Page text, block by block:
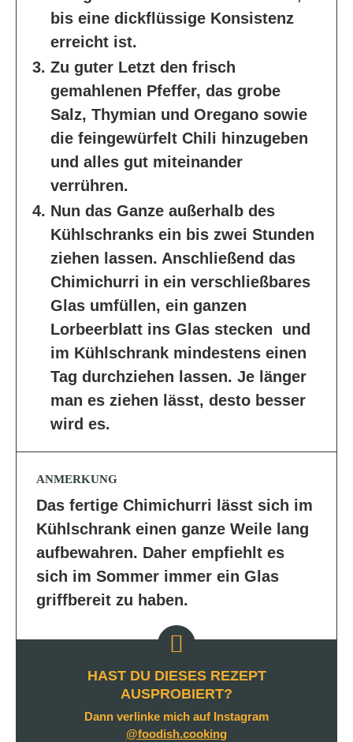
bis eine dickflüssige Konsistenz
erreicht ist.
Zu guter Letzt den frisch
gemahlenen Pfeffer, das grobe
Salz, Thymian und Oregano sowie
die feingewürfelt Chili hinzugeben
und alles gut miteinander
verrühren.
Nun das Ganze außerhalb des
Kühlschranks ein bis zwei Stunden
ziehen lassen. Anschließend das
Chimichurri in ein verschließbares
Glas umfüllen, ein ganzen
Lorbeerblatt ins Glas stecken und
im Kühlschrank mindestens einen
Tag durchziehen lassen. Je länger
man es ziehen lässt, desto besser
wird es.
ANMERKUNG
Das fertige Chimichurri lässt sich im
Kühlschrank einen ganze Weile lang
aufbewahren. Daher empfiehlt es
sich im Sommer immer ein Glas
griffbereit zu haben.
HAST DU DIESES REZEPT
AUSPROBIERT?
Dann verlinke mich auf Instagram
@foodish.cooking